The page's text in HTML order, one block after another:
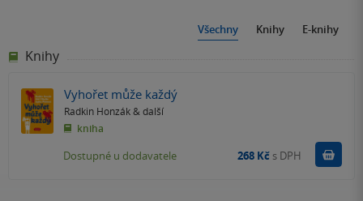
Všechny Knihy E-knihy
Knihy
Vyhořet může každý
Radkin Honzák& další
kniha
Dostupné u dodavatele 268 Kč s DPH